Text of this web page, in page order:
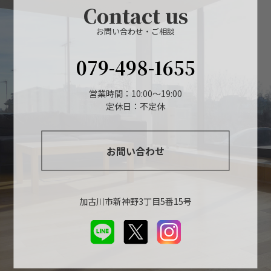
Contact us
お問い合わせ・ご相談
079-498-1655
営業時間：10:00～19:00
定休日：不定休
お問い合わせ
加古川市新神野3丁目5番15号